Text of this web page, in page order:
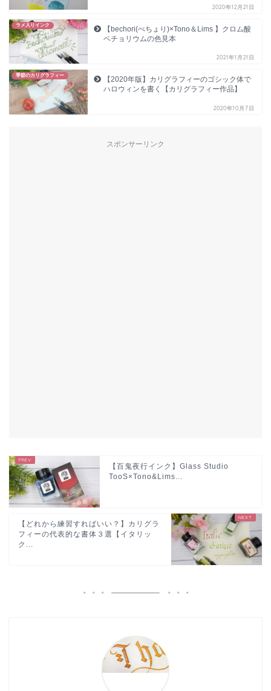
2020年12月21日
ラメ入りインク
【bechori(べちょり)×Tono＆Lims 】クロム酸
ベチョリウムの色見本
2021年1月21日
季節のカリグラフィー
【2020年版】カリグラフィーのゴシック体で
ハロウィンを書く【カリグラフィー作品】
2020年10月7日
スポンサーリンク
【百鬼夜行インク】Glass Studio
TooS×Tono&Lims...
【どれから練習すればいい？】カリグラ
フィーの代表的な書体３選【イタリッ
ク...